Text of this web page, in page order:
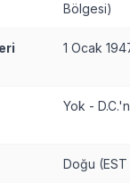
Bölgesi)
1 Ocak
Yok -
Doğu (EST